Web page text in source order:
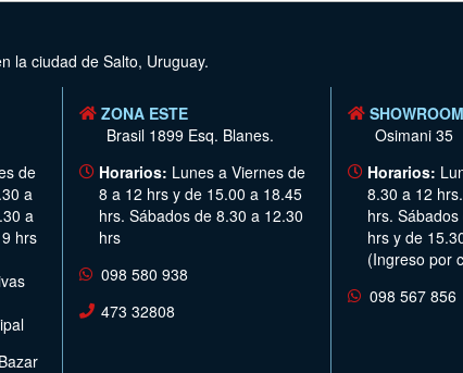
la ciudad de Salto, Uruguay.
de
a
a
hrs
ZONA ESTE
Brasil 1899 Esq. Blanes.
Horarios: Lunes a Viernes de
8 a 12 hrs y de 15.00 a 18.45
hrs. Sábados de 8.30 a 12.30
hrs
098 580 938
473 32808
Osimani 35
Horarios:
8.30 a 12
hrs.
hrs y de
(Ingreso por
098 567 856